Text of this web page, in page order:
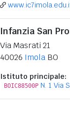
Infanzia San
Via Masrati 21
40026 Imola BO
Istituto principale:
BOIC88500P N. 1 Via